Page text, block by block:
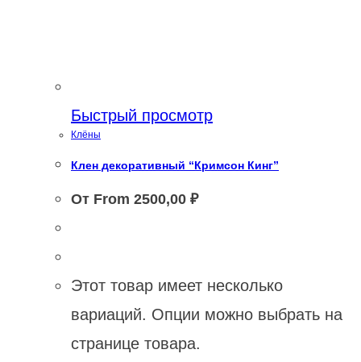
Быстрый просмотр
Клёны
Клен декоративный “Кримсон Кинг”
От From 2500,00 ₽
Этот товар имеет несколько
вариаций. Опции можно выбрать на
странице товара.